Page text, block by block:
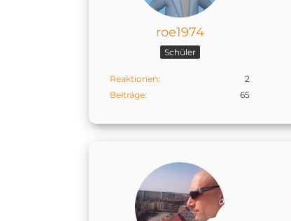
roe1974
Schüler
Reaktionen
2
Beiträge
65